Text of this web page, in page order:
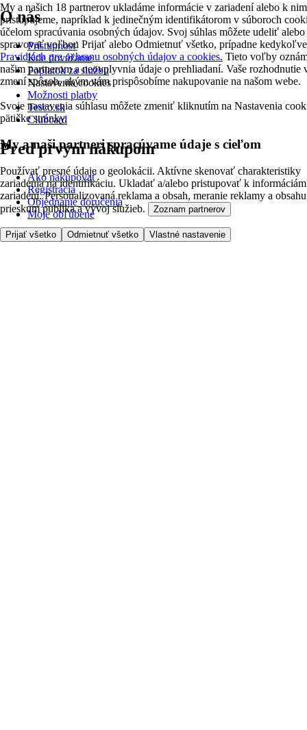
My a našich 18 partnerov ukladáme informácie v zariadení alebo k nim
pristupujeme, napríklad k jedinečným identifikátorom v súboroch
účelom spracúvania osobných údajov. Svoj súhlas môžete udeliť alebo
spravovať voľbou Prijať alebo Odmietnuť všetko, prípadne
Pravidlách pre ochranu osobných údajov a cookies. Tieto voľby
našim partnerom a neovplyvnia údaje o prehliadaní. Vaše rozhodnutie
zmení spôsob, akým vám prispôsobíme nakupovanie na našom webe.
Svoje nastavenia súhlasu môžete zmeniť kliknutím na Nastavenia
pätičke stránky.
My a naši partneri spracúvame údaje s cieľom
Používať presné údaje o geolokácii. Aktívne skenovať charakteristiky
zariadenia na identifikáciu. Ukladať a/alebo pristupovať k
zariadení. Personalizovaná reklama a obsah, meranie reklamy a
prieskum publika a vývoj služieb.
Zoznam partnerov
Prijať všetko Odmietnuť všetko Vlastné nastavenie
O nás
Prístupnosť
Kde dovážame
Poplatok za službu
Nastavenia cookies
Možnosti platby
Tesco.sk
Clubcard
Pred prvým nákupom
Ako nakupovať
Registrácia
Objednanie doručenia
Moje obľúbené
Kontaktujte nás